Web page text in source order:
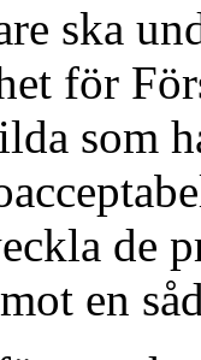
ska
för
som
de
en